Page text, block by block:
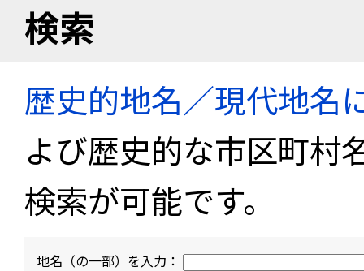
検索
歴史的地名／現代地名
よび歴史的な市区町村
検索が可能です。
地名（の一部）を入力：